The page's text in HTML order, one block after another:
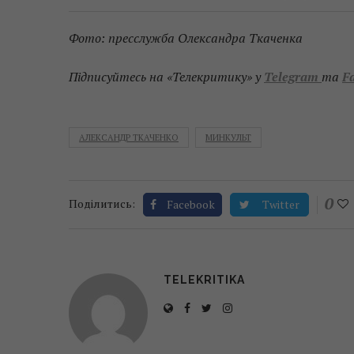
Фото: пресслужба Олександра Ткаченка
Підписуйтесь на «Телекритику» у Telegram та
АЛЕКСАНДР ТКАЧЕНКО МИНКУЛЬТ
Поділитись: Facebook Twitter 0
TELEKRITIKA